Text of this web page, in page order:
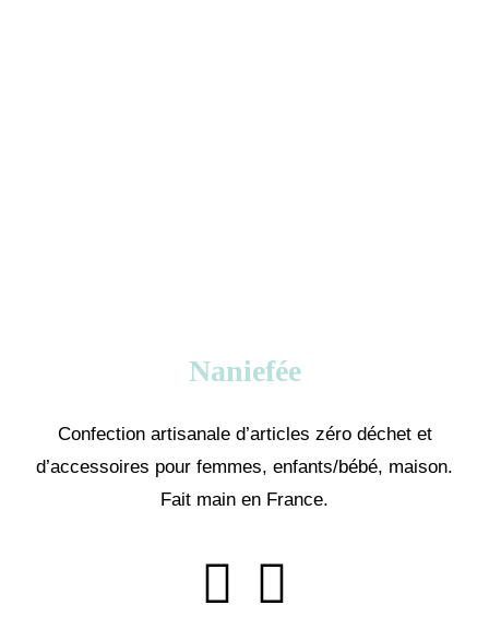
Naniefée
Confection artisanale d’articles zéro déchet et
d’accessoires pour femmes, enfants/bébé, maison.
Fait main en France.